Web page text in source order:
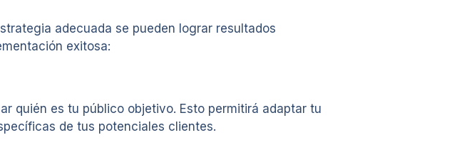
adecuada se pueden lograr resultados
exitosa:
quién es tu público objetivo. Esto permitirá adaptar tu
de tus potenciales clientes.